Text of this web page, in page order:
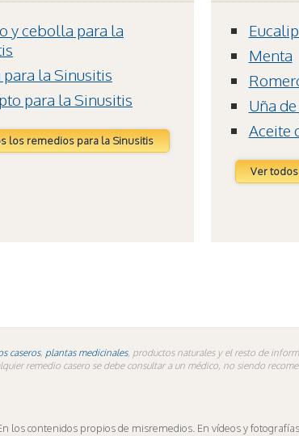
y cebolla para la
para la Sinusitis
para la Sinusitis
los remedios para la Sinusitis
Menta
Uña
Aceite
Ver
caseros, plantas medicinales, productos naturales y el resto de
remedio casero se debe consultar a un médico, no siendo
los contenidos propios de misremedios. En vídeos y